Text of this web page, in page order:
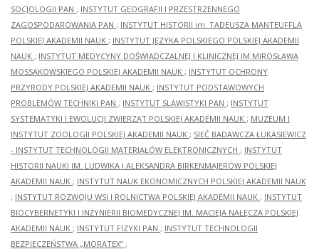
SOCJOLOGII PAN ; INSTYTUT GEOGRAFII I PRZESTRZENNEGO
ZAGOSPODAROWANIA PAN ; INSTYTUT HISTORII im. TADEUSZA MANTEUFFLA
POLSKIEJ AKADEMII NAUK ; INSTYTUT JĘZYKA POLSKIEGO POLSKIEJ AKADEMII
NAUK ; INSTYTUT MEDYCYNY DOŚWIADCZALNEJ I KLINICZNEJ IM.MIROSŁAWA
MOSSAKOWSKIEGO POLSKIEJ AKADEMII NAUK ; INSTYTUT OCHRONY
PRZYRODY POLSKIEJ AKADEMII NAUK ; INSTYTUT PODSTAWOWYCH
PROBLEMÓW TECHNIKI PAN ; INSTYTUT SLAWISTYKI PAN ; INSTYTUT
SYSTEMATYKI I EWOLUCJI ZWIERZĄT POLSKIEJ AKADEMII NAUK ; MUZEUM I
INSTYTUT ZOOLOGII POLSKIEJ AKADEMII NAUK ; SIEĆ BADAWCZA ŁUKASIEWICZ
- INSTYTUT TECHNOLOGII MATERIAŁÓW ELEKTRONICZNYCH ; INSTYTUT
HISTORII NAUKI IM. LUDWIKA I ALEKSANDRA BIRKENMAJERÓW POLSKIEJ
AKADEMII NAUK ; INSTYTUT NAUK EKONOMICZNYCH POLSKIEJ AKADEMII NAUK
; INSTYTUT ROZWOJU WSI I ROLNICTWA POLSKIEJ AKADEMII NAUK ; INSTYTUT
BIOCYBERNETYKI I INŻYNIERII BIOMEDYCZNEJ IM. MACIEJA NAŁĘCZA POLSKIEJ
AKADEMII NAUK ; INSTYTUT FIZYKI PAN ; INSTYTUT TECHNOLOGII
BEZPIECZEŃSTWA „MORATEX” ;